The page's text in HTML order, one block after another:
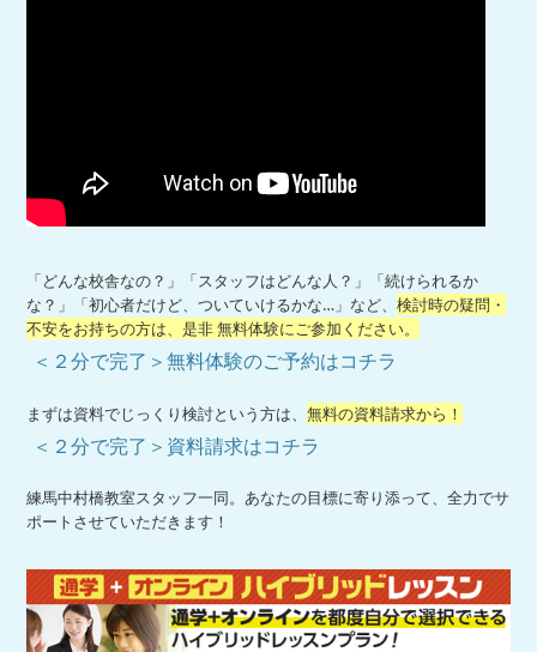
「どんな校舎なの？」「スタッフはどんな人？」「続けられるか
な？」「初心者だけど、ついていけるかな…」など、検討時の疑問・
不安をお持ちの方は、是非 無料体験にご参加ください。
＜２分で完了＞無料体験のご予約はコチラ
まずは資料でじっくり検討という方は、無料の資料請求から！
＜２分で完了＞資料請求はコチラ
練馬中村橋教室スタッフ一同。あなたの目標に寄り添って、全力でサ
ポートさせていただきます！